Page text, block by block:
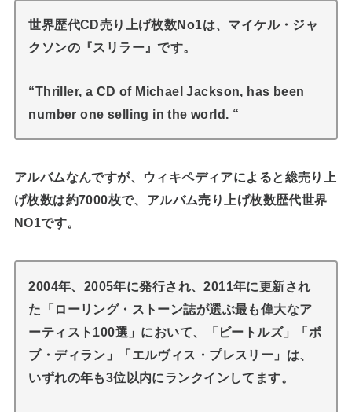
世界歴代CD売り上げ枚数No1は、マイケル・ジャ
クソンの『スリラー』です。
“Thriller, a CD of Michael Jackson, has been
number one selling in the world. “
アルバムなんですが、ウィキペディアによると総売り上
げ枚数は約7000枚で、アルバム売り上げ枚数歴代世界
NO1です。
2004年、2005年に発行され、2011年に更新され
た「ローリング・ストーン誌が選ぶ最も偉大なア
ーティスト100選」において、「ビートルズ」「ボ
ブ・ディラン」「エルヴィス・プレスリー」は、
いずれの年も3位以内にランクインしてます。